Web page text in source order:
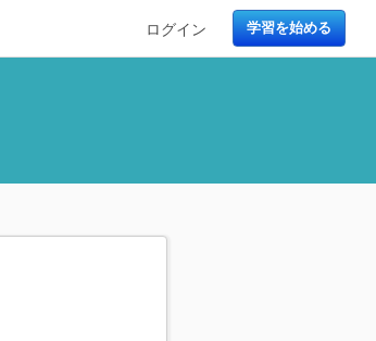
ログイン 学習を始める